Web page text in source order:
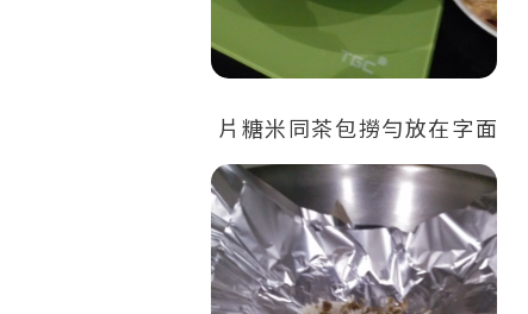
片糖米同茶包撈勻放在字面